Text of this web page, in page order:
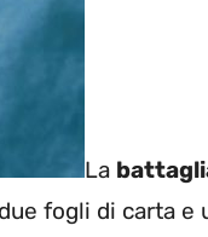
La
fogli di carta e